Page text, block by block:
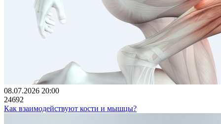
08.07.2026 20:00
24692
Как взаимодействуют кости и мышцы?